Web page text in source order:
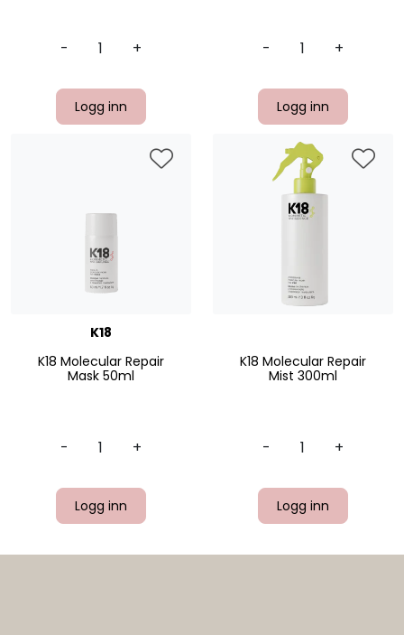
- +
Logg inn
- +
Logg inn
K18
K18 Molecular Repair
Mask 50ml
- +
Logg inn
K18 Molecular Repair
Mist 300ml
- +
Logg inn